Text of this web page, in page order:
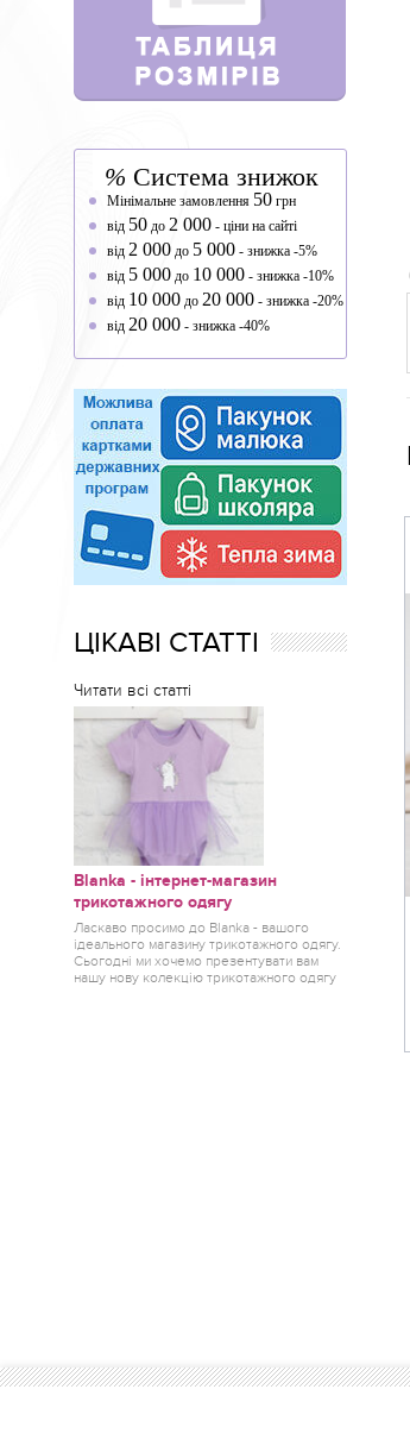
% Система знижок
Мінімальне замовлення 50 грн
від 50 до 2 000 - ціни на сайті
від 2 000 до 5 000 - знижка -5%
від 5 000 до 10 000 - знижка -10%
від 10 000 до 20 000 - знижка -20%
від 20 000 - знижка -40%
ЦІКАВІ СТАТТІ
Читати всі статті
Blanka - інтернет-магазин
трикотажного одягу
Ласкаво просимо до Blanka - вашого
ідеального магазину трикотажного одягу.
Сьогодні ми хочемо презентувати вам
нашу нову колекцію трикотажного одягу